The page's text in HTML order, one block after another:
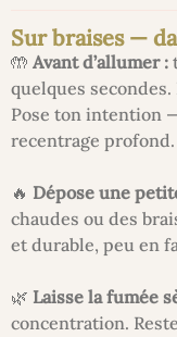
Sur braises —
🤲 Avant d’allumer :
quelques
Pose ton intention
recentrage profond.
🔥 Dépose une
chaudes ou des
et durable, peu en
🌿 Laisse la fumée
concentration.